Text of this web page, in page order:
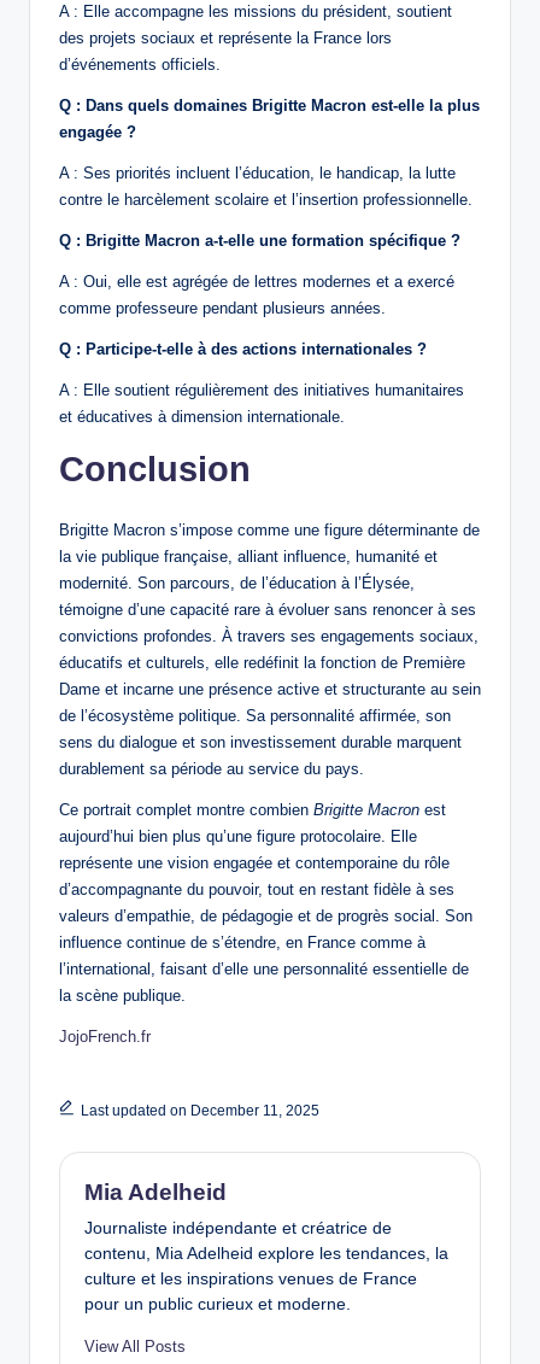
A : Elle accompagne les missions du président, soutient
des projets sociaux et représente la France lors
d’événements officiels.
Q : Dans quels domaines Brigitte Macron est-elle la plus
engagée ?
A : Ses priorités incluent l’éducation, le handicap, la lutte
contre le harcèlement scolaire et l’insertion professionnelle.
Q : Brigitte Macron a-t-elle une formation spécifique ?
A : Oui, elle est agrégée de lettres modernes et a exercé
comme professeure pendant plusieurs années.
Q : Participe-t-elle à des actions internationales ?
A : Elle soutient régulièrement des initiatives humanitaires
et éducatives à dimension internationale.
Conclusion
Brigitte Macron s’impose comme une figure déterminante de
la vie publique française, alliant influence, humanité et
modernité. Son parcours, de l’éducation à l’Élysée,
témoigne d’une capacité rare à évoluer sans renoncer à ses
convictions profondes. À travers ses engagements sociaux,
éducatifs et culturels, elle redéfinit la fonction de Première
Dame et incarne une présence active et structurante au sein
de l’écosystème politique. Sa personnalité affirmée, son
sens du dialogue et son investissement durable marquent
durablement sa période au service du pays.
Ce portrait complet montre combien Brigitte Macron est
aujourd’hui bien plus qu’une figure protocolaire. Elle
représente une vision engagée et contemporaine du rôle
d’accompagnante du pouvoir, tout en restant fidèle à ses
valeurs d’empathie, de pédagogie et de progrès social. Son
influence continue de s’étendre, en France comme à
l’international, faisant d’elle une personnalité essentielle de
la scène publique.
JojoFrench.fr
Last updated on December 11, 2025
Mia Adelheid
Journaliste indépendante et créatrice de
contenu, Mia Adelheid explore les tendances, la
culture et les inspirations venues de France
pour un public curieux et moderne.
View All Posts